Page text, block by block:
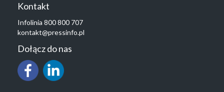
Kontakt
Infolinia 800 800 707
kontakt@pressinfo.pl
Dołącz do nas